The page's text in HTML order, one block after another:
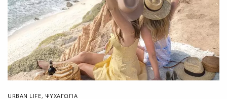
URBAN LIFE, ΨΥΧΑΓΩΓΙΑ